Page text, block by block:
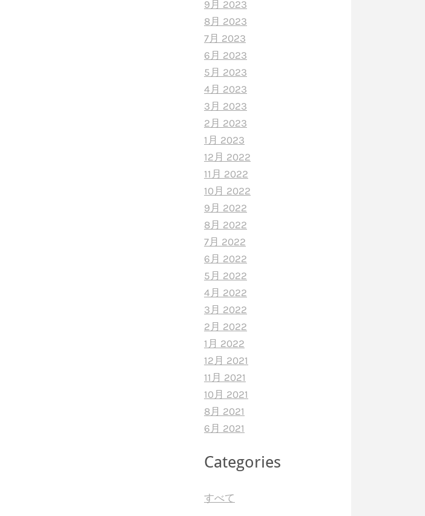
9月 2023
8月 2023
7月 2023
6月 2023
5月 2023
4月 2023
3月 2023
2月 2023
1月 2023
12月 2022
11月 2022
10月 2022
9月 2022
8月 2022
7月 2022
6月 2022
5月 2022
4月 2022
3月 2022
2月 2022
1月 2022
12月 2021
11月 2021
10月 2021
8月 2021
6月 2021
Categories
すべて